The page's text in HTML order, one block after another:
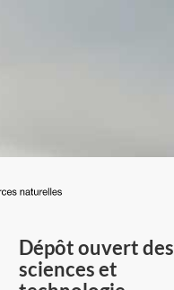
du
Dépôt ouvert des
sciences et